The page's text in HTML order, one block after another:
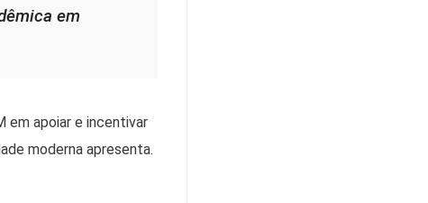
em
em apoiar e incentivar
moderna apresenta.